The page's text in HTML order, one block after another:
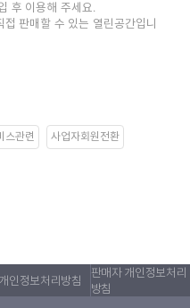
후 이용해 주세요.
판매할 수 있는 열린공간입니
스관련 사업자회원전환
개인정보처리방침
판매자 개인정보처리
방침